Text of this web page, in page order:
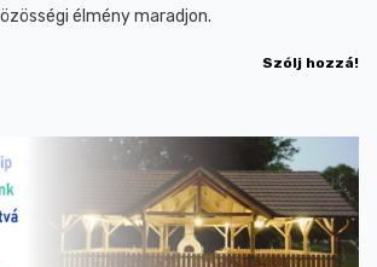
élmény maradjon.
Szólj hozzá!